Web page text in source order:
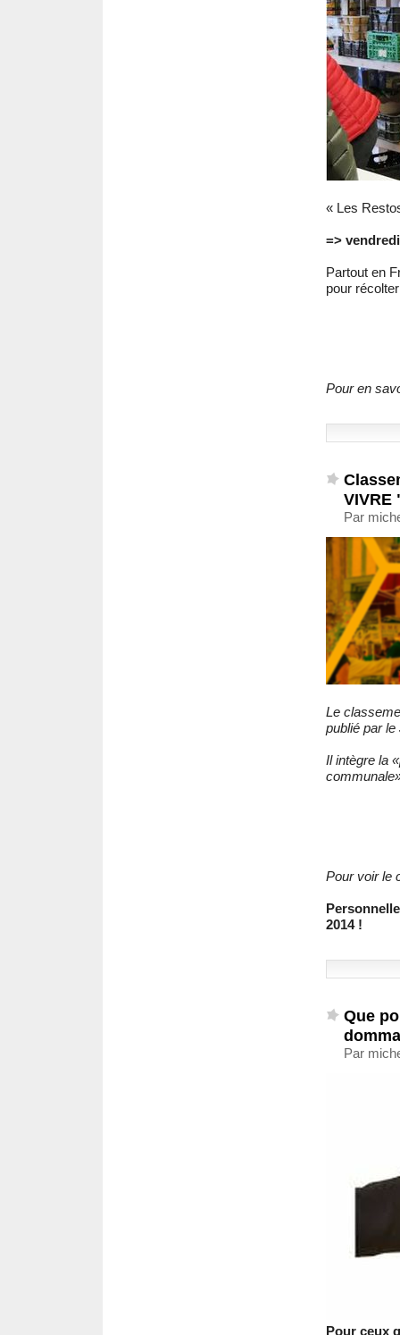
« Les
=>
Partout en
pour
Pour en
VIVRE
Par
Le
publié par
Il intègre la
Pour voir le
2014 !
Que
Par
Pour ceux